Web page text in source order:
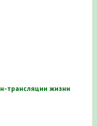
трансляции жизни